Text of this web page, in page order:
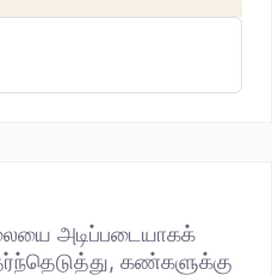
அடிப்படையாகக்
கண்களுக்கு